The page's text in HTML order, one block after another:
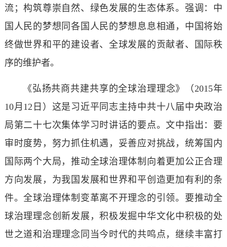
流；构筑尊崇自然、绿色发展的生态体系。强调：中
国人民的梦想同各国人民的梦想息息相通，中国将始
终做世界和平的建设者、全球发展的贡献者、国际秩
序的维护者。
《弘扬共商共建共享的全球治理理念》（2015年
10月12日）这是习近平同志主持中共十八届中央政治
局第二十七次集体学习时讲话的要点。文中指出：要
审时度势，努力抓住机遇，妥善应对挑战，统筹国内
国际两个大局，推动全球治理体制向着更加公正合理
方向发展，为我国发展和世界和平创造更加有利的条
件。全球治理体制变革离不开理念的引领。要推动全
球治理理念创新发展，积极发掘中华文化中积极的处
世之道和治理理念同当今时代的共鸣点，继续丰富打